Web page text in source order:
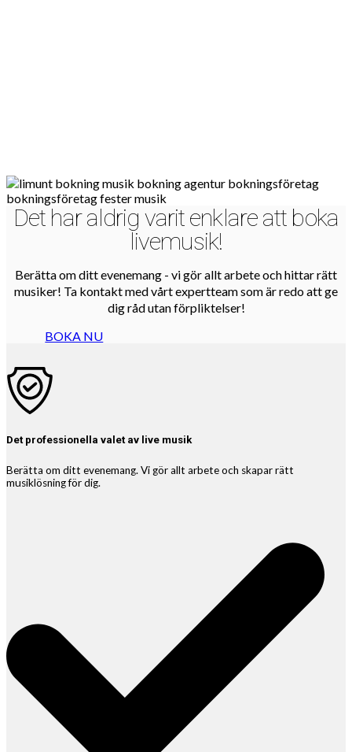
Det har aldrig varit enklare att boka
livemusik!
Berätta om ditt evenemang - vi gör allt arbete och hittar rätt
musiker! Ta kontakt med vårt expertteam som är redo att ge
dig råd utan förpliktelser!
BOKA NU
Det professionella valet av live musik
Berätta om ditt evenemang. Vi gör allt arbete och skapar rätt
musiklösning för dig.